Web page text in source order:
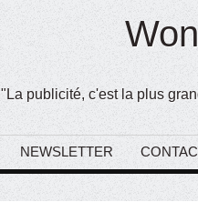
"La publicité, c'est la plus
NEWSLETTER